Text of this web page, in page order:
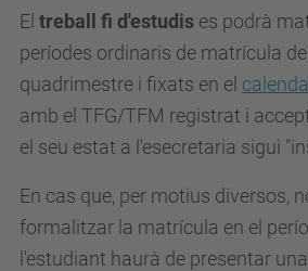
El treball fi d'estudis es podrà
períodes ordinaris de matrícula
quadrimestre i fixats en el
amb el TFG/TFM registrat i
el seu estat a l'esecretaria sigui
En cas que, per motius diversos,
formalitzar la matrícula en el
l'estudiant haurà de presentar